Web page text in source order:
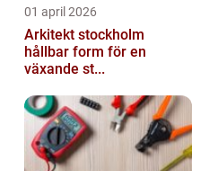
01 april 2026
Arkitekt stockholm
hållbar form för en
växande st...